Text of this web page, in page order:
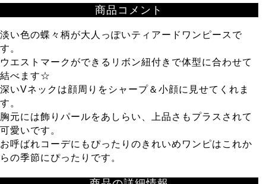
商品コメント
淡い色の蝶々柄が大人っぽいティアードワンピースで
す。
ウエストマークができるリボン紐付きで体型に合わせて
結べます☆
深いVネックは顔周りをシャープ＆小顔に見せてくれま
す。
胸元には飾りパールをあしらい、上品さもプラスされて
可愛いです。
お呼ばれコーデにもぴったりのきれいめワンピはこれか
らの季節にぴったりです。